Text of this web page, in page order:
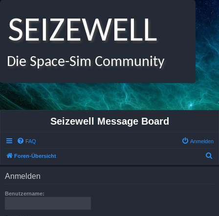
SEIZEWELL
Die Space-Sim Community
Seizewell Message Board
FAQ Anmelden
Foren-Übersicht
Anmelden
Benutzername: